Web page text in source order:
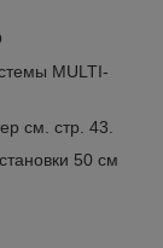
MULTI-
см. стр. 43.
50 см